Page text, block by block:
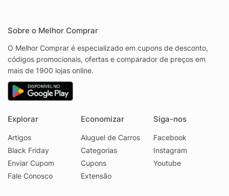
Sobre o Melhor Comprar
O Melhor Comprar é especializado em cupons de desconto,
códigos promocionais, ofertas e comparador de preços em
mais de 1900 lojas online.
Explorar
Artigos
Black Friday
Enviar Cupom
Fale Conosco
Economizar
Aluguel de Carros
Categorias
Cupons
Extensão
Siga-nos
Facebook
Instagram
Youtube